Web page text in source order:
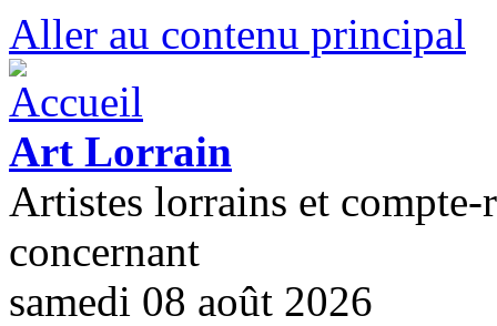
Aller au contenu principal
Art Lorrain
Artistes lorrains et compte-
concernant
samedi 08 août 2026